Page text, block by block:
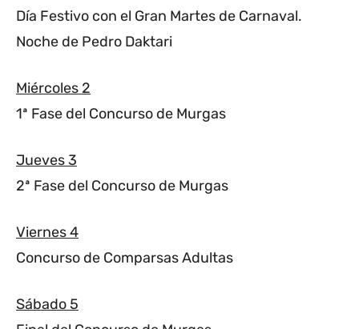
Día Festivo con el Gran Martes de Carnaval.
Noche de Pedro Daktari
Miércoles 2
1ª Fase del Concurso de Murgas
Jueves 3
2ª Fase del Concurso de Murgas
Viernes 4
Concurso de Comparsas Adultas
Sábado 5